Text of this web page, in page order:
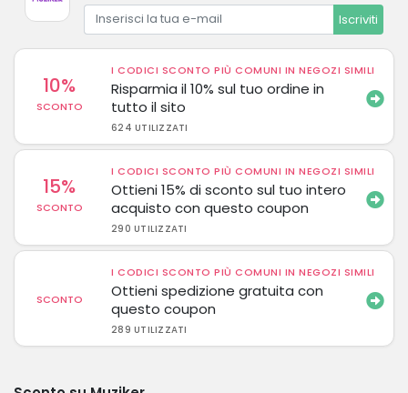
Iscriviti
10%
SCONTO
I CODICI SCONTO PIÙ COMUNI IN NEGOZI SIMILI
Risparmia il 10% sul tuo ordine in
tutto il sito
624 UTILIZZATI
15%
SCONTO
I CODICI SCONTO PIÙ COMUNI IN NEGOZI SIMILI
Ottieni 15% di sconto sul tuo intero
acquisto con questo coupon
290 UTILIZZATI
SCONTO
I CODICI SCONTO PIÙ COMUNI IN NEGOZI SIMILI
Ottieni spedizione gratuita con
questo coupon
289 UTILIZZATI